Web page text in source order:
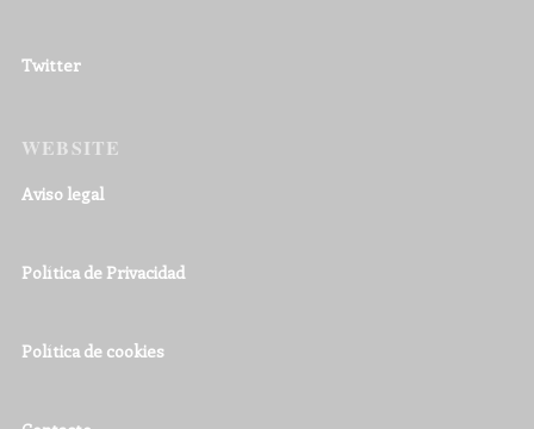
Twitter
WEBSITE
Aviso legal
Política de Privacidad
Política de cookies